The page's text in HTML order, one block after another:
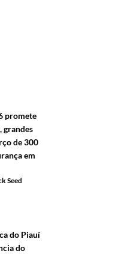
promete
grandes
de 300
em
Seed
do Piauí
do